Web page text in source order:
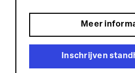
Meer
Inschrijven